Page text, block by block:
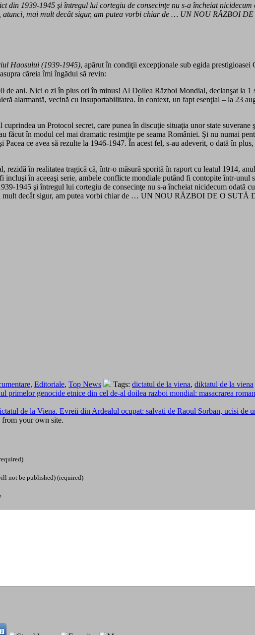
din 1939-1945 şi întregul lui cortegiu de consecinţe nu s-a încheiat
atunci, mai mult decât sigur, am putea vorbi chiar de … UN NOU RĂZBOI
Haosului (1939-1945), apărut în condiţii excepţionale sub egida
căreia îmi îngădui să revin:
de ani. Nici o zi în plus ori în minus! Al Doilea Război Mondial, declanşat la 1
alarmantă, vecină cu insuportabilitatea. În context, un fapt esenţial – la 23
cuprindea un Protocol secret, care punea în discuţie situaţia unor state
făcut în modul cel mai dramatic resimţite pe seama României. Şi nu numai
Pacea ce avea să rezulte la 1946-1947. În acest fel, s-au adeverit, o dată în
rezidă în realitatea tragică că, într-o măsură sporită în raport cu leatul 1914,
în aceeaşi serie, ambele conflicte mondiale putând fi contopite într-
1945 şi întregul lui cortegiu de consecinţe nu s-a încheiat nicidecum odată
mult decât sigur, am putea vorbi chiar de … UN NOU RĂZBOI DE O SUTĂ
, Editoriale, Top News Tags: dictatul de la viena, diktatul de la viena
primelor genocide etnice din cel de-al doilea razboi mondial: masacrarea
de la Viena. Evreii din Ardealul ocupat: salvati de Raoul Sorban, ucisi
from your own site.
not be published) (required)